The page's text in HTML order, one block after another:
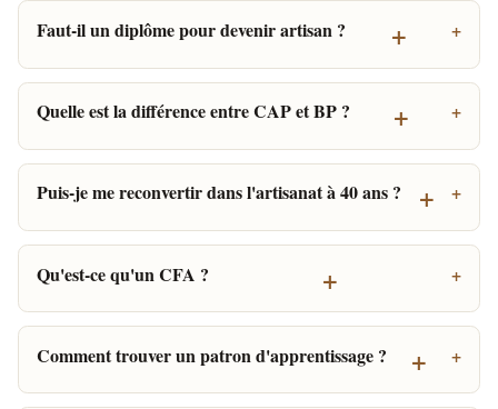
Faut-il un diplôme pour devenir artisan ? +
Quelle est la différence entre CAP et BP ? +
Puis-je me reconvertir dans l'artisanat à 40 ans ? +
Qu'est-ce qu'un CFA ? +
Comment trouver un patron d'apprentissage ? +